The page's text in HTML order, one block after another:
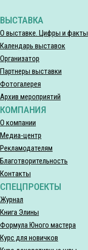
ВЫСТАВКА
О выставке. Цифры и факты
Календарь выставок
Организатор
Партнеры выставки
Фотогалерея
Архив мероприятий
КОМПАНИЯ
О компании
Медиа-центр
Рекламодателям
Благотворительность
Контакты
СПЕЦПРОЕКТЫ
Журнал
Книга Элины
Формула Юного мастера
Курс для новичков